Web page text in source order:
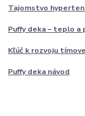
Tajomstvo
Puffy deka – teplo a
Kľúč k rozvoju
Puffy deka návod